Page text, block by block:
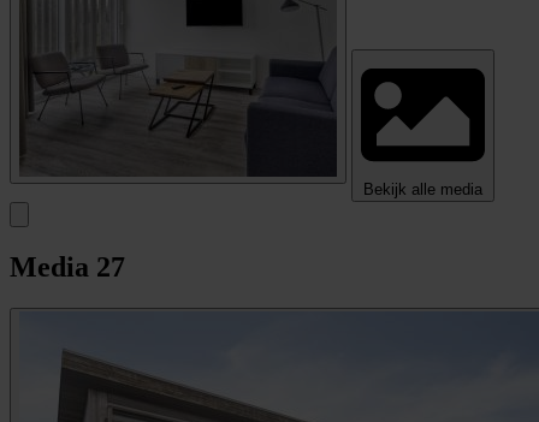
Bekijk alle media
Media 27